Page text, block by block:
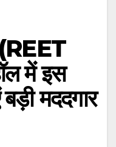
(REET
में इस
मददगार